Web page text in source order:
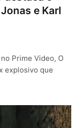
e Karl
Prime Video, O
explosivo que